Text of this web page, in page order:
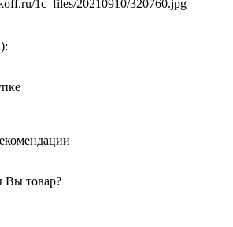
1c_files/20210910/320760.jpg
Вы товар?